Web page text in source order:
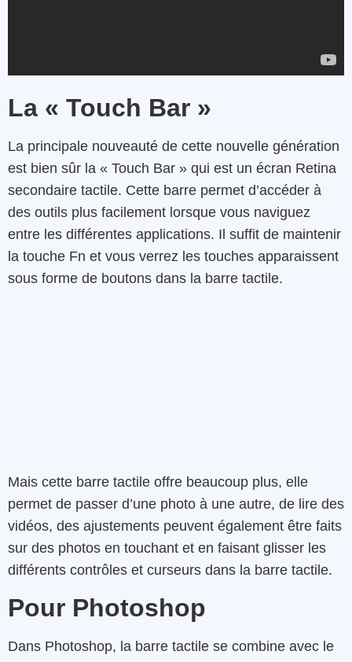
La « Touch Bar »
La principale nouveauté de cette nouvelle génération
est bien sûr la « Touch Bar » qui est un écran Retina
secondaire tactile. Cette barre permet d’accéder à
des outils plus facilement lorsque vous naviguez
entre les différentes applications. Il suffit de maintenir
la touche Fn et vous verrez les touches apparaissent
sous forme de boutons dans la barre tactile.
Mais cette barre tactile offre beaucoup plus, elle
permet de passer d’une photo à une autre, de lire des
vidéos, des ajustements peuvent également être faits
sur des photos en touchant et en faisant glisser les
différents contrôles et curseurs dans la barre tactile.
Pour Photoshop
Dans Photoshop, la barre tactile se combine avec le